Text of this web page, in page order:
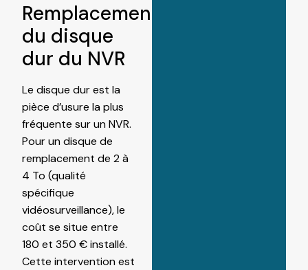
Remplacement
du disque
dur du NVR
Le disque dur est la
pièce d’usure la plus
fréquente sur un NVR.
Pour un disque de
remplacement de 2 à
4 To (qualité
spécifique
vidéosurveillance), le
coût se situe entre
180 et 350 € installé.
Cette intervention est